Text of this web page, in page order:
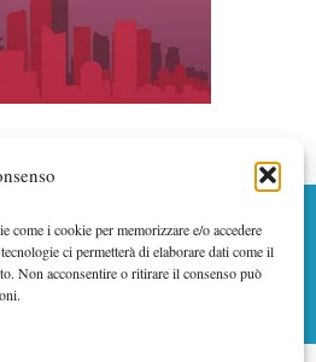
i cookie per memorizzare e/o accedere
ci permetterà di elaborare dati come il
Non acconsentire o ritirare il consenso può
BACK TO TOP